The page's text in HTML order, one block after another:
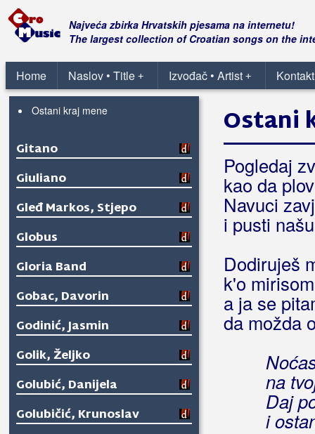
Najveća zbirka Hrvatskih pjesama na internetu!
The largest collection of Croatian songs on the
Home +
Naslov • Title +
Izvođač • Artist
Gibonni
Giordano
Ostani kraj mene
Gitano
Giuliano
Gleđ Markos, Stjepo
Globus
Gloria Band
Gobac, Davorin
Godinić, Jasmin
Golik, Željko
Golubić, Danijela
Golubičić, Krunoslav
Ostani
Pogledaj
kao da
Navuci
i pusti
Dodiruješ
k'o
a ja se
da možda
na
Daj
i